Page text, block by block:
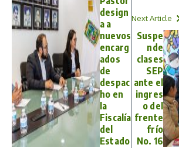
design
a a
nuevos
encarg
ados
de
despac
ho en
la
Fiscalía
del
Estado
Next Article
Suspe
nde
clases
SEP
ante el
ingres
o del
frente
frío
No. 16